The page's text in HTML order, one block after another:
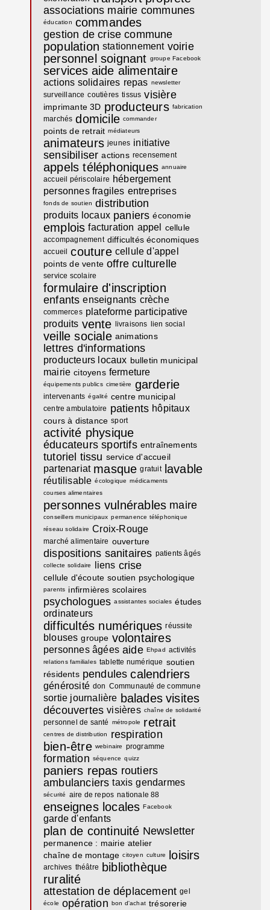
associations mairie communes
éducation commandes
gestion de crise commune
population stationnement voirie
personnel soignant groupe Facebook
services aide alimentaire
actions solidaires repas newsletter
surveillance coutières tissus visière
imprimante 3D producteurs fabrication
marchés domicile commander
points de retrait médiateurs
animateurs jeunes initiative
sensibiliser actions recensement
appels téléphoniques annuaire
accueil périscolaire hébergement
personnes fragiles entreprises
fonds de soutien distribution
produits locaux paniers économie
emplois facturation appel cellule
accompagnement difficultés économiques
accueil couture cellule d'appel
points de vente offre culturelle
service scolaire
formulaire d'inscription
enfants enseignants crèche
commerces plateforme participative
produits vente livraisons lien social
veille sociale animations
lettres d'informations
producteurs locaux bulletin municipal
mairie citoyens fermeture
équipements publics cimetière garderie
intervenants égalité centre municipal
centre ambulatoire patients hôpitaux
cours à distance sport
activité physique
éducateurs sportifs entraînements
tutoriel tissu service d'accueil
partenariat masque gratuit lavable
réutilisable écologique médicaments
courses alimentaires
personnes vulnérables maire
conseillers municipaux permanence téléphonique
réseau solidaire Croix-Rouge
marché alimentaire ouverture
dispositions sanitaires patients âgés
collecte solidaire liens crise
cellule d'écoute soutien psychologique
parents infirmières scolaires
psychologues assistantes sociales études
ordinateurs
difficultés numériques réussite
blouses groupe volontaires
personnes âgées aide Ehpad activités
relations familiales tablette numérique soutien
résidents pendules calendriers
générosité don Communauté de commune
sortie journalière balades visites
découvertes visières chaîne de solidarité
personnel de santé métropole retrait
centres de distribution respiration
bien-être webinaire programme
formation séquence quizz
paniers repas routiers
ambulanciers taxis gendarmes
sécurité aire de repos nationale 88
enseignes locales Facebook
garde d'enfants
plan de continuité Newsletter
permanence : mairie atelier
chaîne de montage citoyen culture loisirs
archives théâtre bibliothèque
ruralité
attestation de déplacement gel
école opération bon d'achat trésorerie